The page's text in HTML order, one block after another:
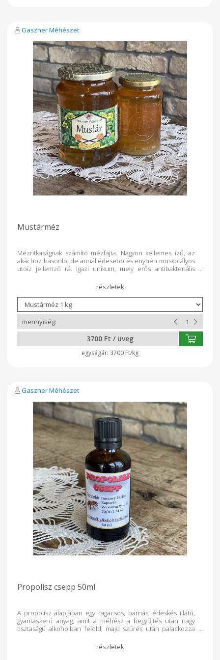
Gaszner Méhészet
Mustárméz
Mézritkaságnak számító mézfajta. Nagyon kellemes ízű, az
akáchoz hasonló, de annál édesebb és enyhén muskotályos
utóíz jellemző rá. Igazi unikum, mely erős antibakteriális
felső légúti betegségek esetén. Köptető és hurutoldó hatású
is van ezért megfázás, torokfájás és köhögés esetén is
segíthet. Enyhén vérnyomáscsökkentő hatása is lehet,
különösen ha rendszeresen, mértékkel fogyasztják.
3700 Ft / üveg
3700 Ft/kg
Gaszner Méhészet
Propolisz csepp 50ml
A propolisz alapjában egy ragacsos, barnás, édeskés illatú,
gyantaszerű anyag, amit a méhész a begyűjtés után nagy
tisztaságú alkoholban felold, majd szűrés után palackozza
gombák, virusok, baktériumok és más kórokozók ellen.
Alapanyagát a környezetükben található növények rügyeiről